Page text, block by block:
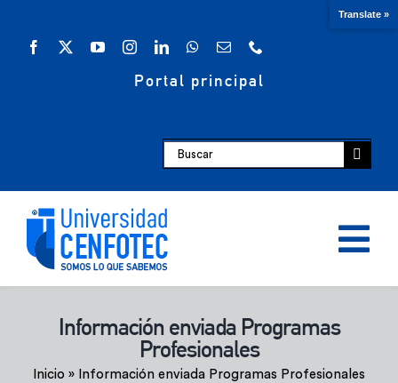
Portal principal
Buscar:
Escuelas
Información enviada Programas
Profesionales
Inicio » Información enviada Programas Profesionales
Translate »